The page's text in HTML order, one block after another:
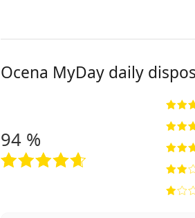
Ocena MyDay daily
94 %